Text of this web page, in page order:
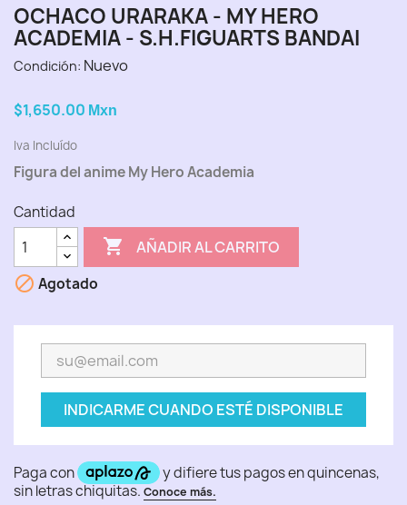
OCHACO URARAKA - MY HERO
ACADEMIA - S.H.FIGUARTS BANDAI
Condición: Nuevo
$1,650.00 Mxn
Iva Incluído
Figura del anime My Hero Academia
Cantidad
 AÑADIR AL CARRITO
 Agotado
INDICARME CUANDO ESTÉ DISPONIBLE